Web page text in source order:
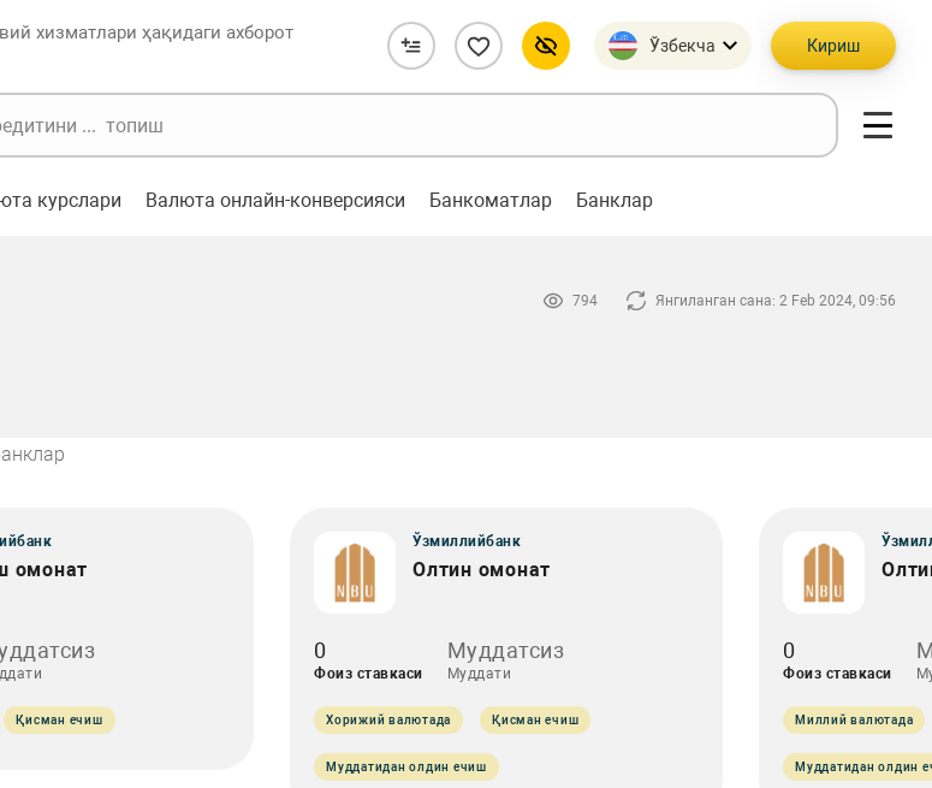
хизматлари ҳақидаги ахборот
Ўзбекча Кириш
курслари Валюта онлайн-конверсияси Банкоматлар Банклар
794 Янгиланган сана: 2 Feb 2024, 09:56
омонат
Қисман ечиш
Ўзмиллийбанк
Олтин омонат
0
Фоиз ставкаси
Муддатсиз
Муддати
Хорижий валютада Қисман ечиш
Муддатидан олдин ечиш
0
Фоиз ставкаси
Миллий валютада
Муддатидан олдин